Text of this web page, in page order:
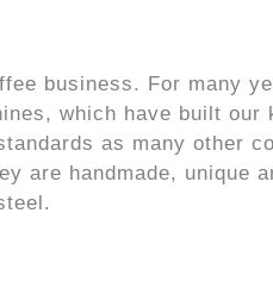
business. For many
which have built our
as many other
are handmade, unique